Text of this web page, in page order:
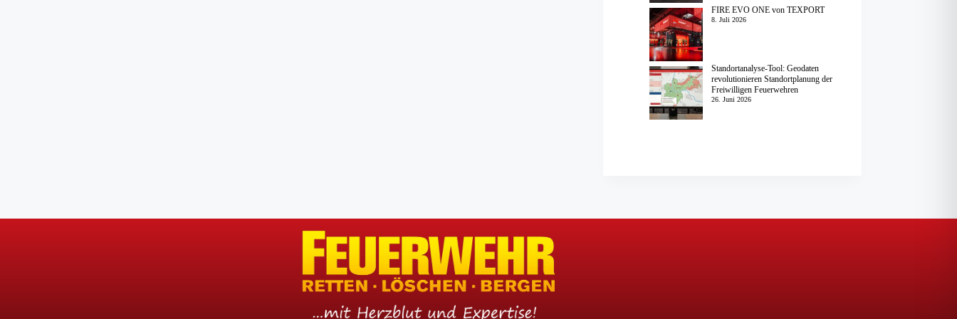
FIRE EVO ONE von TEXPORT
8. Juli 2026
Standortanalyse-Tool: Geodaten
revolutionieren Standortplanung der
Freiwilligen Feuerwehren
26. Juni 2026